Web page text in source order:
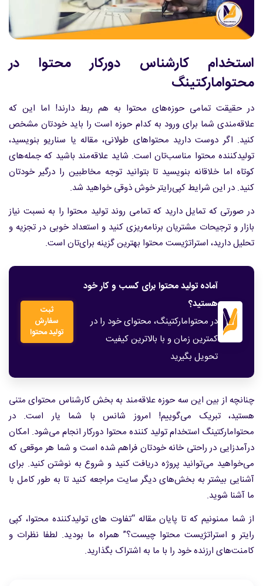
استخدام کارشناس دورکار محتوا در
محتوامارکتینگ
در حقیقت تمامی حوزه‌های محتوا به هم ربط دارند! اما این که
علاقه‌مندی شما برای ورود به کدام حوزه است را باید خودتان مشخص
کنید. اگر دوست دارید محتواهای طولانی، مقاله یا سناریو بنویسید،
تولیدکننده محتوا مناسب‌تان است. شاید علاقه‌مند باشید که جمله‌های
کوتاه اما خلاقانه بنویسید تا بتوانید توجه مخاطبین را درگیر خودتان
کنید. در این شرایط کپی‌رایتر خوش ذوقی خواهید شد.
در صورتی که تمایل دارید که تمامی روند تولید محتوا را به نسبت نیاز
بازار و ترجیحات مشتریان برنامه‌ریزی کنید و استعداد خوبی در تجزیه و
تحلیل دارید، استراتژیست محتوا بهترین گزینه برای‌تان است.
آماده تولید محتوا برای کسب و کار خود
هستید؟
در محتوامارکتینگ، محتوای خود را در
کمترین زمان و با بالاترین کیفیت
تحویل بگیرید
ثبت
سفارش
تولید محتوا
چنانچه از بین این سه حوزه علاقه‌مند به بخش کارشناس محتوای متنی
هستید، تبریک می‌گوییم! امروز شانس با شما یار است. در
محتوامارکتینگ استخدام تولید کننده محتوا دورکار انجام می‌شود. امکان
درآمدزایی در راحتی خانه خودتان فراهم شده است و شما هر موقعی که
می‌خواهید می‌توانید پروژه دریافت کنید و شروع به نوشتن کنید. برای
آشنایی بیشتر به بخش‌های دیگر سایت مراجعه کنید تا به طور کامل با
ما آشنا شوید.
از شما ممنونیم که تا پایان مقاله “تفاوت های تولیدکننده محتوا، کپی
رایتر و استراتژیست محتوا چیست؟” همراه ما بودید. لطفا نظرات و
کامنت‌های ارزنده خود را با ما به اشتراک بگذارید.